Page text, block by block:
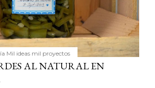
Mil ideas mil proyectos
AL NATURAL EN